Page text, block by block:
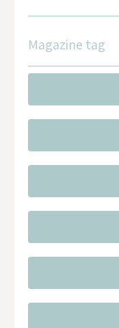
Magazine tag